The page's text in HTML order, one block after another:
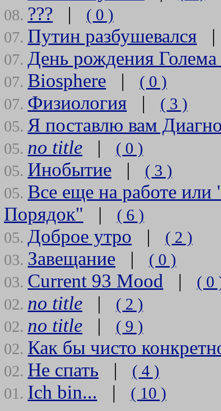
08. ??? | ( 0 )
07. Путин разбушевался
07. День рождения
07. Biosphere | ( 0 )
07. Физиология | ( 3 )
05. Я поставлю вам
05. no title | ( 0 )
05. Инобытие | ( 3 )
05. Все еще на работе
Порядок" | ( 6 )
05. Доброе утро | ( 2 )
03. Завещание | ( 0 )
03. Current 93 Mood | ( 0
02. no title | ( 2 )
02. no title | ( 9 )
02. Как бы чисто
02. Не спать | ( 4 )
01. Ich bin... | ( 10 )